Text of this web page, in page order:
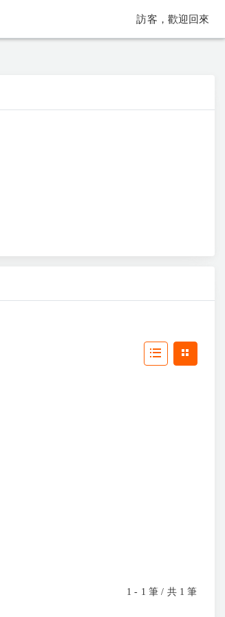
訪客，歡迎回來
1 - 1 筆 / 共 1 筆